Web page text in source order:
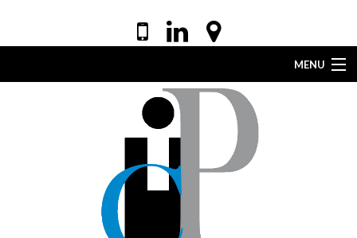
MENU
DROIT DE LA SANTÉ